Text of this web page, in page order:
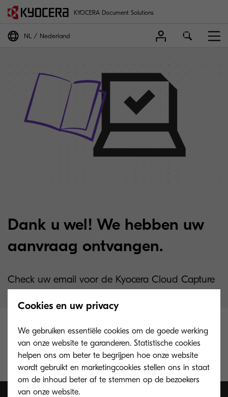
KYOCERA Document Solutions
NL Nederland
Dank u wel! We hebben uw
aanvraag ontvangen.
Check uw email voor de Kyocera Cloud Capture
We hopen dat deze KCC-productbrochure u
helpt om het maximale uit onze cloudgebaseerde
oplossing voor documentcapturing te halen.
Cookies en uw privacy
We gebruiken essentiële cookies om de goede werking
van onze website te garanderen. Statistische cookies
helpen ons om beter te begrijpen hoe onze website
wordt gebruikt en marketingcookies stellen ons in staat
om de inhoud beter af te stemmen op de bezoekers
van onze website.